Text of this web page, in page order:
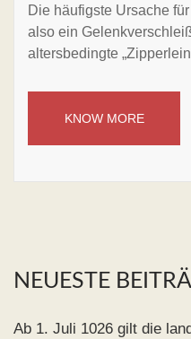
Die häufigste Ursache
also ein
altersbedingte
KNOW MORE
NEUESTE
Ab 1. Juli 1026 gilt die